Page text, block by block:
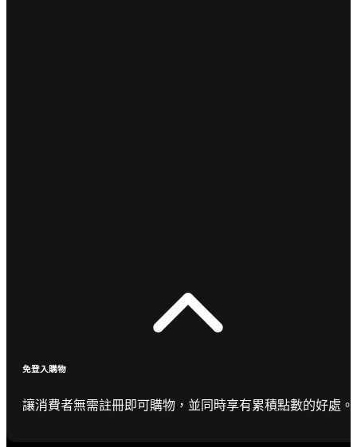
免登入購物
讓消費者無需註冊即可購物，並同時享有累積點數的好處。